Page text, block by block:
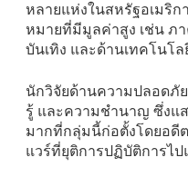
หลายแห่งในสหรัฐอเมริก
หมายที่มีมูลค่าสูง เช่น ภา
บันเทิง และด้านเทคโนโล
นักวิจัยด้านความปลอดภั
รู้ และความชำนาญ ซึ่งแ
มากที่กลุ่มนี้ก่อตั้งโดยอ
แวร์ที่ยุติการปฏิบัติการไป